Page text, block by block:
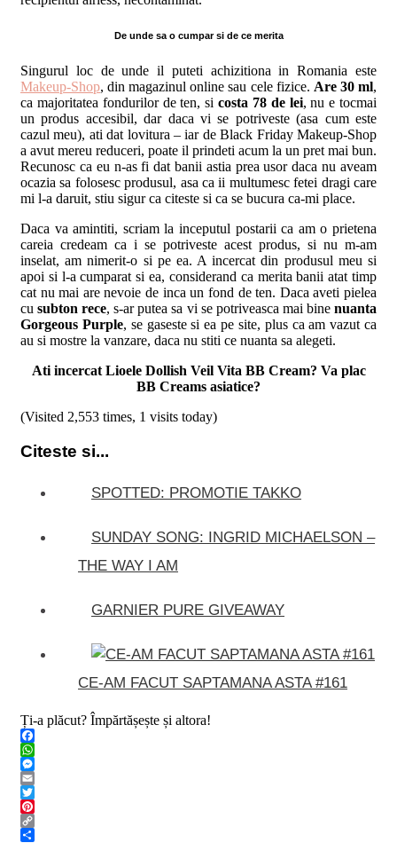
De unde sa o cumpar si de ce merita
Singurul loc de unde il puteti achizitiona in Romania este
Makeup-Shop, din magazinul online sau cele fizice. Are 30 ml,
ca majoritatea fondurilor de ten, si costa 78 de lei, nu e tocmai
un produs accesibil, dar daca vi se potriveste (asa cum este
cazul meu), ati dat lovitura – iar de Black Friday Makeup-Shop
a avut mereu reduceri, poate il prindeti acum la un pret mai bun.
Recunosc ca eu n-as fi dat banii astia prea usor daca nu aveam
ocazia sa folosesc produsul, asa ca ii multumesc fetei dragi care
mi l-a daruit, stiu sigur ca citeste si ca se bucura ca-mi place.
Daca va amintiti, scriam la inceputul postarii ca am o prietena
careia credeam ca i se potriveste acest produs, si nu m-am
inselat, am nimerit-o si pe ea. A incercat din produsul meu si
apoi si l-a cumparat si ea, considerand ca merita banii atat timp
cat nu mai are nevoie de inca un fond de ten. Daca aveti pielea
cusubton rece, s-ar putea sa vi se potriveasca mai binenuanta
Gorgeous Purple, se gaseste si ea pe site, plus ca am vazut ca
au si mostre la vanzare, daca nu stiti ce nuanta sa alegeti.
Ati incercat Lioele Dollish Veil Vita BB Cream? Va plac
BB Creams asiatice?
(Visited 2,553 times, 1 visits today)
Citeste si...
SPOTTED: PROMOTIE TAKKO
SUNDAY SONG: INGRID MICHAELSON –
THE WAY I AM
GARNIER PURE GIVEAWAY
CE-AM FACUT SAPTAMANA ASTA #161
Ți-a plăcut? Împărtășește și altora!
Facebook
WhatsApp
Messenger
Email
Twitter
Pinterest
Copy